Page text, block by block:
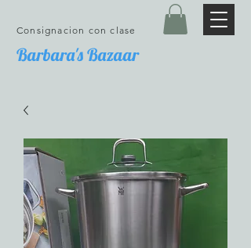
Barbara's Bazaar
Consignacion con clase